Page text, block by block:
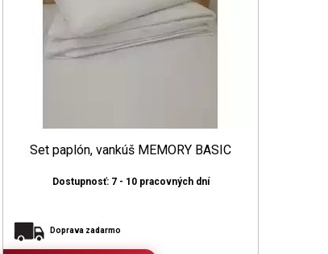
Set paplón, vankúš MEMORY BASIC
Dostupnosť: 7 - 10 pracovných dní
Doprava zadarmo